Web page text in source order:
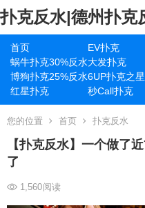
扑克反水|德州扑克
首页 EV扑克
蜗牛扑克30%反水大发扑克
博狗扑克25%反水6UP扑克之星
红星扑克
秒Call扑克
您的位置 首页 扑克反水
【扑克反水】一个做了
了
1,560阅读